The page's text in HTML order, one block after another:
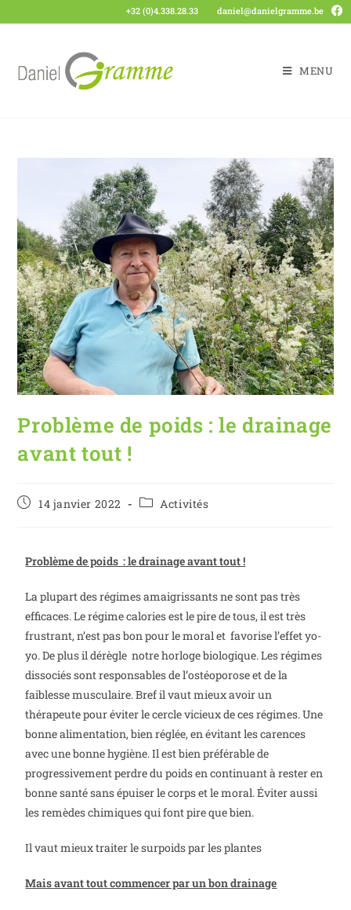
+32 (0)4.338.28.33 daniel@danielgramme.be
MENU
Problème de poids : le drainage
avant tout !
14 janvier 2022 Activités
Problème de poids : le drainage avant tout !
La plupart des régimes amaigrissants ne sont pas très
efficaces. Le régime calories est le pire de tous, il est très
frustrant, n’est pas bon pour le moral et favorise l’effet yo-
yo. De plus il dérègle notre horloge biologique. Les régimes
dissociés sont responsables de l’ostéoporose et de la
faiblesse musculaire. Bref il vaut mieux avoir un
thérapeute pour éviter le cercle vicieux de ces régimes. Une
bonne alimentation, bien réglée, en évitant les carences
avec une bonne hygiène. Il est bien préférable de
progressivement perdre du poids en continuant à rester en
bonne santé sans épuiser le corps et le moral. Éviter aussi
les remèdes chimiques qui font pire que bien.
Il vaut mieux traiter le surpoids par les plantes
Mais avant tout commencer par un bon drainage